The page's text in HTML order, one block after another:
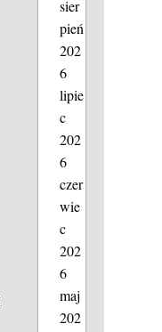
sier
pień
202
6
lipie
c
202
6
czer
wie
c
202
6
maj
202